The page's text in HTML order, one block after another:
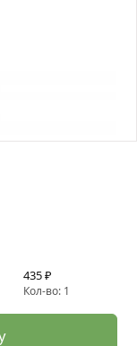
435 ₽
Кол-во: 1